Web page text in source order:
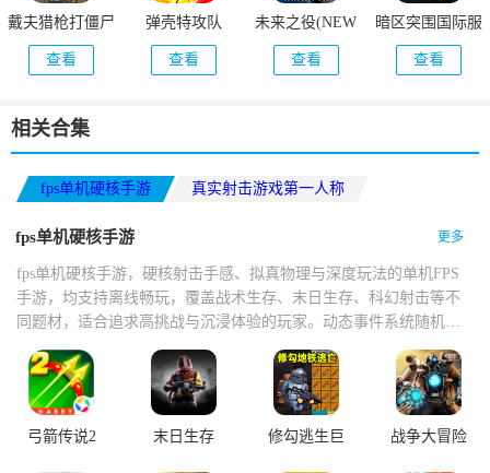
戴夫猎枪打僵尸
(DaifuRushByMutangM)
查看
弹壳特攻队
查看
未来之役(NEW
STATE Mobile)
查看
暗区突围国际服
(Arena Breakout)
查看
相关合集
fps单机硬核手游
真实射击游戏第一人称
fps单机硬核手游 更多
fps单机硬核手游，硬核射击手感、拟真物理与深度玩法的单机FPS
手游，均支持离线畅玩，覆盖战术生存、末日生存、科幻射击等不
同题材，适合追求高挑战与沉浸体验的玩家。动态事件系统随机触
持断网续玩，成就与涂装解锁机制延长耐玩度。策略深度强，画面
与音效接近主机级表现。
弓箭传说2 末日生存
修勾逃生巨
战争大冒险